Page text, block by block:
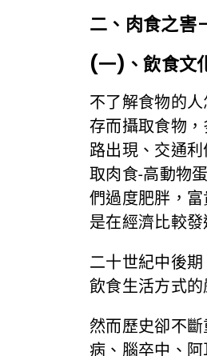
二、肉食之害
(一)、飲食文
不了解食物的
存而攝取食物
路出現、交通
取肉食-高動物
們過度肥胖，
是在經濟比較
二十世紀中後
飲食生活方式的
然而歷史卻不
病、腦卒中、